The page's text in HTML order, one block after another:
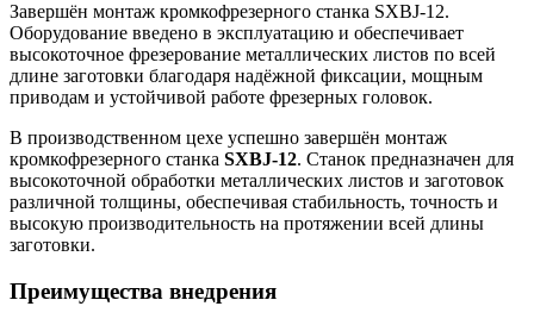
Завершён монтаж кромкофрезерного станка SXBJ-12.
Оборудование введено в эксплуатацию и обеспечивает
высокоточное фрезерование металлических листов по всей
длине заготовки благодаря надёжной фиксации, мощным
приводам и устойчивой работе фрезерных головок.
В производственном цехе успешно завершён монтаж
кромкофрезерного станка SXBJ-12. Станок предназначен для
высокоточной обработки металлических листов и заготовок
различной толщины, обеспечивая стабильность, точность и
высокую производительность на протяжении всей длины
заготовки.
Преимущества внедрения